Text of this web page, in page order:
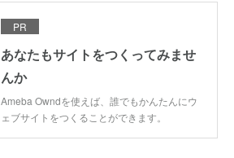
PR
あなたもサイトをつくってみませ
んか
Ameba Owndを使えば、誰でもかんたんにウ
ェブサイトをつくることができます。